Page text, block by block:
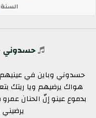
حسدوني
حسدوني وباين في
هواك يرضيهم ويا ريتك
بدموع عينو إنّ الحنان